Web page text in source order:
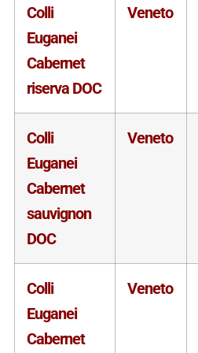
Colli
Euganei
Cabernet
riserva DOC
Veneto
Colli
Euganei
Cabernet
sauvignon
DOC
Veneto
Colli
Euganei
Cabernet
Veneto